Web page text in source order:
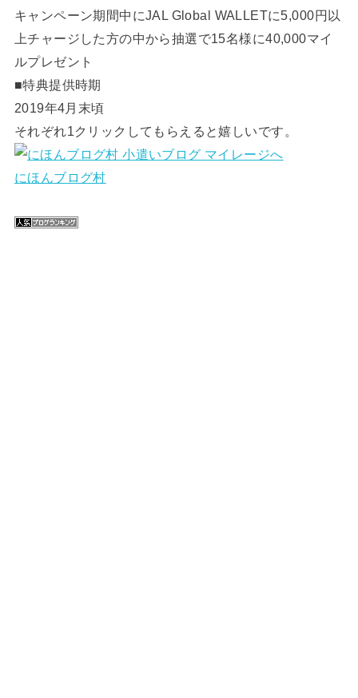
キャンペーン期間中にJAL Global WALLETに5,000円以
上チャージした方の中から抽選で15名様に40,000マイ
ルプレゼント
■特典提供時期
2019年4月末頃
それぞれ1クリックしてもらえると嬉しいです。
にほんブログ村